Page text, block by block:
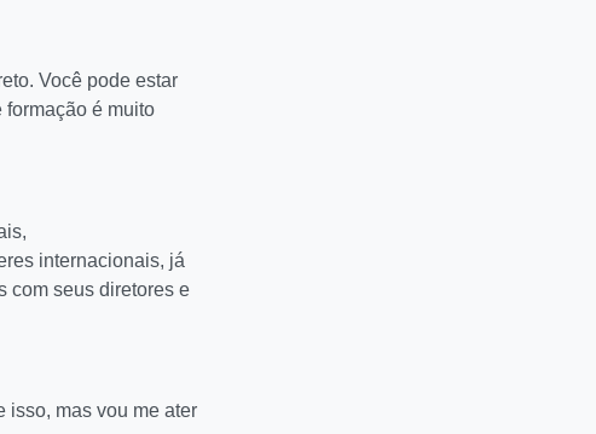
Você pode estar
é muito
internacionais, já
com seus diretores e
isso, mas vou me ater